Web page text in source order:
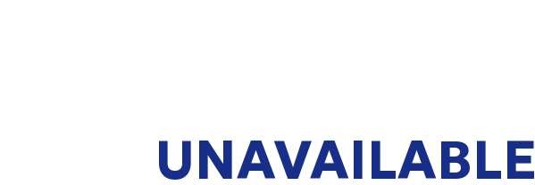
UNAVAILABLE